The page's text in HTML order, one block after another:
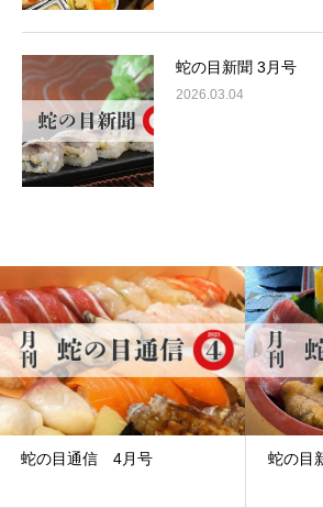
蛇の目新聞 3月号
2026.03.04
蛇の目通信 4月号 蛇の目